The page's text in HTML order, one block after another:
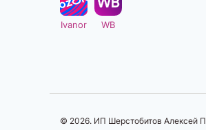
Ivanor WB
© 2026. ИП Шерстобитов Алексей